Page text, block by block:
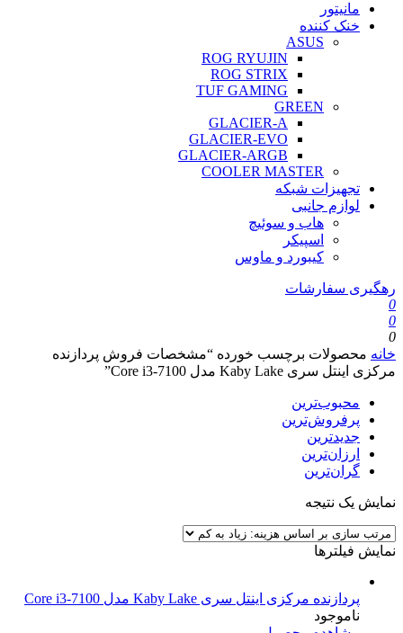
مانیتور
خنک کننده
ASUS
ROG RYUJIN
ROG STRIX
TUF GAMING
GREEN
GLACIER-A
GLACIER-EVO
GLACIER-ARGB
COOLER MASTER
تجهیزات شبکه
لوازم جانبی
هاب و سوئیچ
اسپیکر
کیبورد و ماوس
رهگیری سفارشات
0
0
0
خانه محصولات برچسب خورده “مشخصات فروش پردازنده
مرکزی اینتل سری Kaby Lake مدل Core i3-7100”
محبوب‌ترین
پرفروش‌ترین
جدیدترین
ارزان‌ترین
گران‌ترین
نمایش یک نتیجه
نمایش فیلترها
پردازنده مرکزی اینتل سری Kaby Lake مدل Core i3-7100
ناموجود